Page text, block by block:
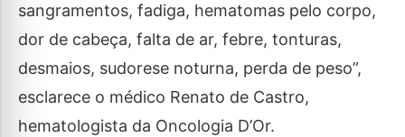
sangramentos, fadiga, hematomas pelo corpo,
dor de cabeça, falta de ar, febre, tonturas,
desmaios, sudorese noturna, perda de peso”,
esclarece o médico Renato de Castro,
hematologista da Oncologia D’Or.